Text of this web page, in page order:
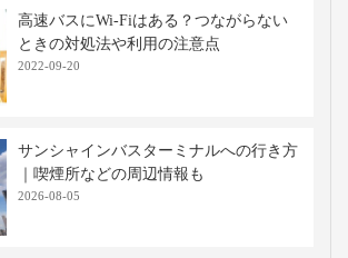
高速バスにWi-Fiはある？つながらない
ときの対処法や利用の注意点
2022-09-20
サンシャインバスターミナルへの行き方
｜喫煙所などの周辺情報も
2026-08-05